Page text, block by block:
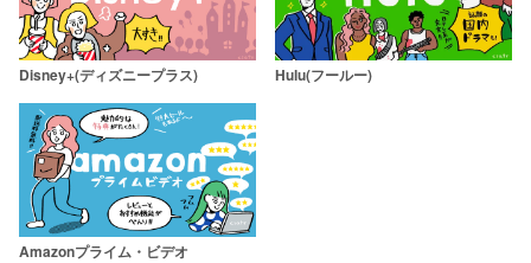
Disney+(ディズニープラス) Hulu(フールー)
Amazonプライム・ビデオ